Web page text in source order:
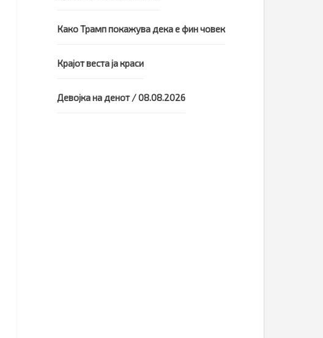
Како Трамп покажува дека е фин човек
Крајот веста ја краси
Девојка на денот / 08.08.2026